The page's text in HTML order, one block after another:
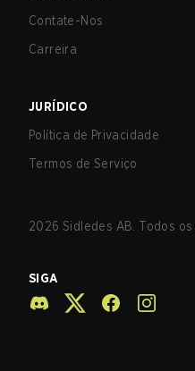
Contate-Nos
Carreira
JURÍDICO
Política de Privacidade
Termos de Serviço
2026 Sidledes AB. Todos
SIGA